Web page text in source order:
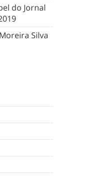
do Jornal
Silva